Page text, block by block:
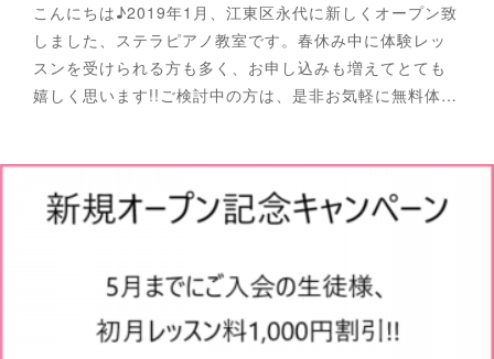
こんにちは♪2019年1月、江東区永代に新しくオープン致
しました、ステラピアノ教室です。春休み中に体験レッ
スンを受けられる方も多く、お申し込みも増えてとても
嬉しく思います!!ご検討中の方は、是非お気軽に無料体…